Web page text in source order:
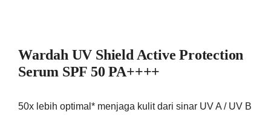
Wardah UV Shield Active Protection
Serum SPF 50 PA++++
50x lebih optimal* menjaga kulit dari sinar UV A / UV B